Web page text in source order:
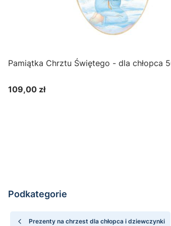
Pamiątka Chrztu Świętego - dla chłopca
Cena
109,00 zł
Podkategorie
Prezenty na chrzest dla chłopca i dziewczynki